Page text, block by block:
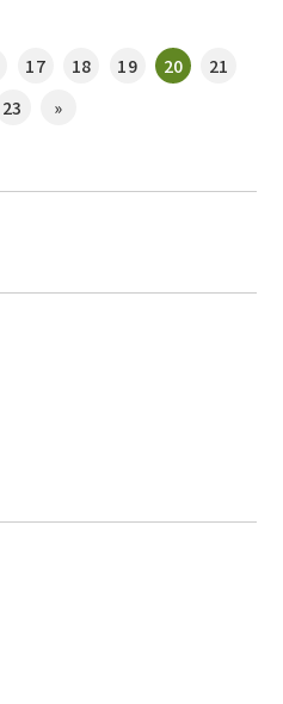
17 18 19 20
21
23 »